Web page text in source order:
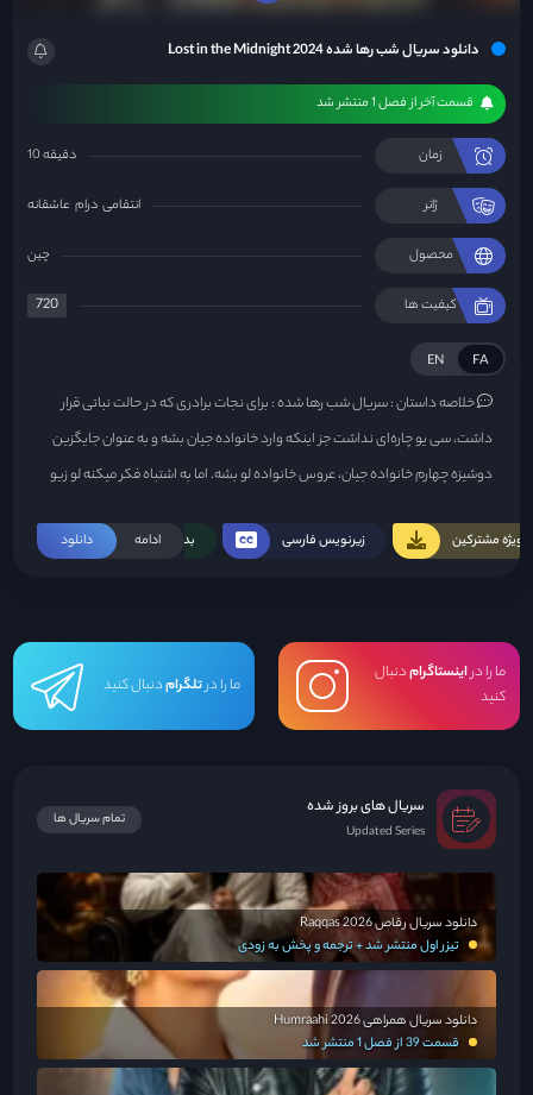
دانلود سریال شب رها شده Lost in the Midnight 2024
قسمت آخر از فصل 1 منتشر شد
زمان 10 دقیقه
ژانر انتقامی درام عاشقانه
محصول چین
کیفیت ها 720
FA
EN
خلاصه داستان :سریال شب رها شده : برای نجات برادری که در حالت نباتی قرار
داشت، سی یو چاره‌ای نداشت جز اینکه وارد خانواده جیان بشه و به عنوان جایگزین
دوشیزه چهارم خانواده جیان، عروس خانواده لو بشه. اما به اشتباه فکر میکنه لو زیو
جونش ازش دفاع میکنه...
ادامه دانلود ویژه مشترکین زیرنویس فارسی بدون سانسور
ما را دراینستاگرامدنبال
کنید
ما را درتلگرامدنبال کنید
سریال های بروز شده
Updated Series
تمام سریال ها
دانلود سریال رقاص Raqqas 2026
تیزر اول منتشر شد + ترجمه و پخش به زودی
دانلود سریال همراهی Humraahi 2026
قسمت 39 از فصل 1 منتشر شد